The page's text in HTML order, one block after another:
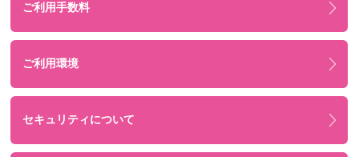
ご利用手数料
ご利用環境
セキュリティについて